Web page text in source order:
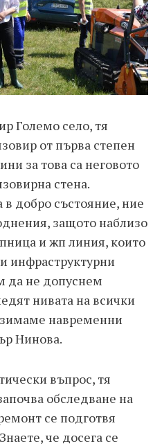
Големо село, тя
от първа степен
за това са неговото
стена.
добро състояние, ние
защото наблизо
и жп линия, които
инфраструктурни
да не допуснем
нивата на всички
навременни
Нинова.
въпрос, тя
обследване на
се подготвя
че досега се